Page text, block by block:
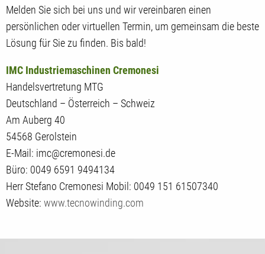
Melden Sie sich bei uns und wir vereinbaren einen
persönlichen oder virtuellen Termin, um gemeinsam die beste
Lösung für Sie zu finden. Bis bald!
IMC Industriemaschinen Cremonesi
Handelsvertretung MTG
Deutschland – Österreich – Schweiz
Am Auberg 40
54568 Gerolstein
E-Mail: imc@cremonesi.de
Büro: 0049 6591 9494134
Herr Stefano Cremonesi Mobil: 0049 151 61507340
Website: www.tecnowinding.com